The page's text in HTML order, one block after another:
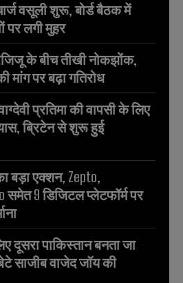
वसूली शुरू, बोर्ड बैठक में
पर लगी मुहर
के बीच तीखी नोकझोंक,
मांग पर बढ़ा गतिरोध
प्रतिमा की वापसी के लिए
ब्रिटेन से शुरू हुई
बड़ा एक्शन, Zepto,
समेत 9 डिजिटल प्लेटफॉर्म पर
दूसरा पाकिस्तान बनता जा
साजीब वाजेद जॉय की